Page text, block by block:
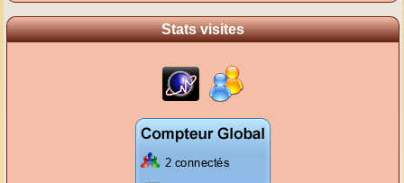
Stats visites